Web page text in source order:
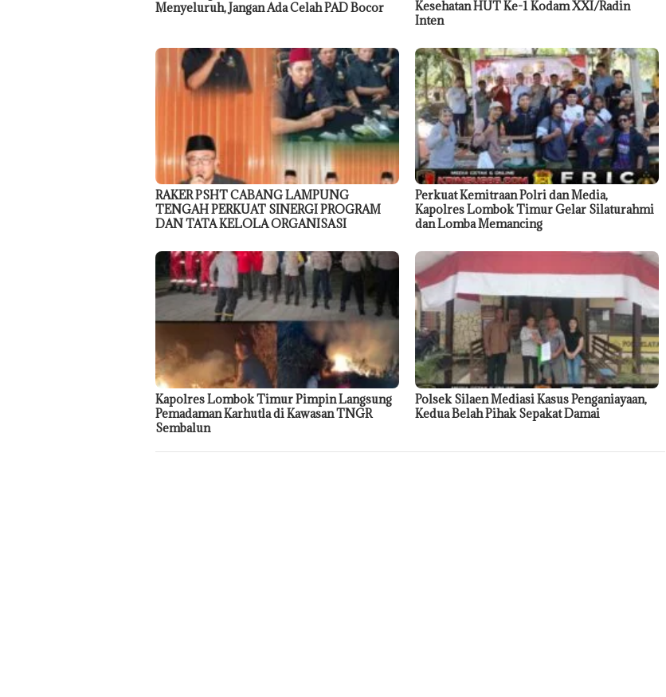
Menyeluruh, Jangan Ada Celah PAD Bocor
Kesehatan HUT Ke-1 Kodam XXI/Radin
Inten
RAKER PSHT CABANG LAMPUNG
TENGAH PERKUAT SINERGI PROGRAM
DAN TATA KELOLA ORGANISASI
Perkuat Kemitraan Polri dan Media,
Kapolres Lombok Timur Gelar Silaturahmi
dan Lomba Memancing
Kapolres Lombok Timur Pimpin Langsung
Pemadaman Karhutla di Kawasan TNGR
Sembalun
Polsek Silaen Mediasi Kasus Penganiayaan,
Kedua Belah Pihak Sepakat Damai